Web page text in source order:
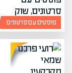
פוסטים עם סרטונים